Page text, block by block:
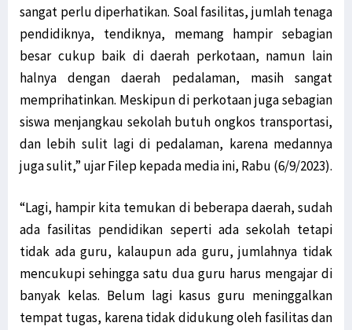
sangat perlu diperhatikan. Soal fasilitas, jumlah tenaga
pendidiknya, tendiknya, memang hampir sebagian
besar cukup baik di daerah perkotaan, namun lain
halnya dengan daerah pedalaman, masih sangat
memprihatinkan. Meskipun di perkotaan juga sebagian
siswa menjangkau sekolah butuh ongkos transportasi,
dan lebih sulit lagi di pedalaman, karena medannya
juga sulit,” ujar Filep kepada media ini, Rabu (6/9/2023).
“Lagi, hampir kita temukan di beberapa daerah, sudah
ada fasilitas pendidikan seperti ada sekolah tetapi
tidak ada guru, kalaupun ada guru, jumlahnya tidak
mencukupi sehingga satu dua guru harus mengajar di
banyak kelas. Belum lagi kasus guru meninggalkan
tempat tugas, karena tidak didukung oleh fasilitas dan